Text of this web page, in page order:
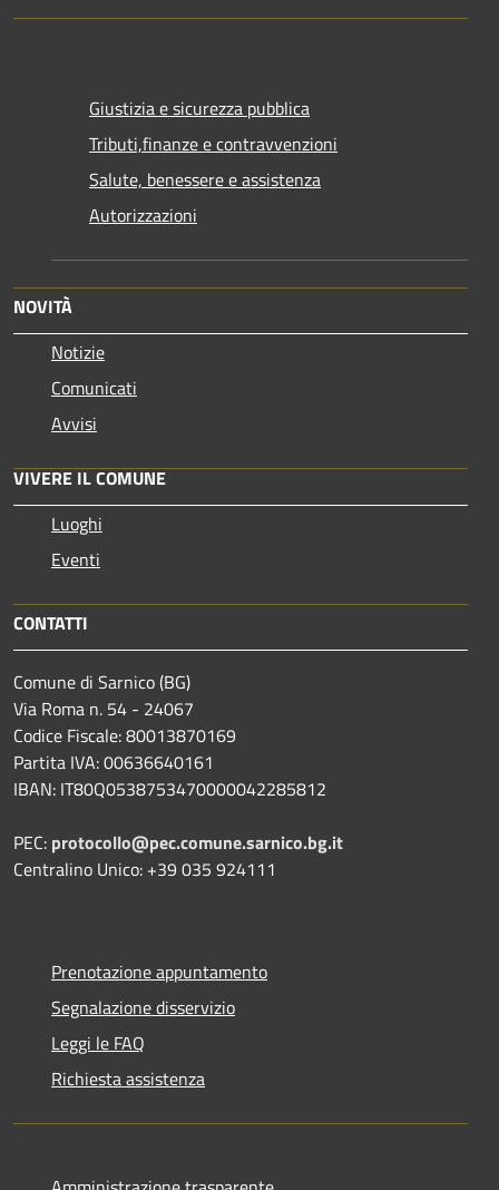
Giustizia e sicurezza pubblica
Tributi,finanze e contravvenzioni
Salute, benessere e assistenza
Autorizzazioni
NOVITÀ
Notizie
Comunicati
Avvisi
VIVERE IL COMUNE
Luoghi
Eventi
CONTATTI
Comune di Sarnico (BG)
Via Roma n. 54 - 24067
Codice Fiscale: 80013870169
Partita IVA: 00636640161
IBAN: IT80Q0538753470000042285812
PEC: protocollo@pec.comune.sarnico.bg.it
Centralino Unico: +39 035 924111
Prenotazione appuntamento
Segnalazione disservizio
Leggi le FAQ
Richiesta assistenza